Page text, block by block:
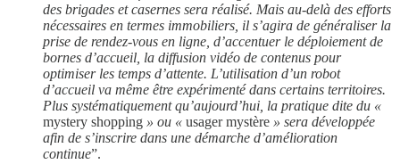
des brigades et casernes sera réalisé. Mais au-delà des efforts
nécessaires en termes immobiliers, il s’agira de généraliser la
prise de rendez-vous en ligne, d’accentuer le déploiement de
bornes d’accueil, la diffusion vidéo de contenus pour
optimiser les temps d’attente. L’utilisation d’un robot
d’accueil va même être expérimenté dans certains territoires.
Plus systématiquement qu’aujourd’hui, la pratique dite du «
mystery shopping » ou « usager mystère » sera développée
afin de s’inscrire dans une démarche d’amélioration
continue”.